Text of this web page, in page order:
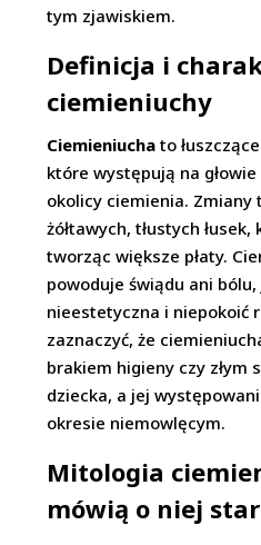
tym zjawiskiem.
Definicja i
ciemieniuchy
Ciemieniucha to
które występują na
okolicy ciemienia. Zmiany
żółtawych, tłustych
tworząc większe płaty.
powoduje świądu ani
nieestetyczna i niepokoić
zaznaczyć, że
brakiem higieny czy złym
dziecka, a jej
okresie niemowlęcym.
Mitologia
mówią o niej